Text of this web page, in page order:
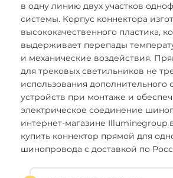
в одну линию двух участков
системы. Корпус коннектора
высококачественного пластика,
выдерживает перепады
и механические воздействия.
для трековых светильников не
использования дополнительного
устройств при монтаже и
электрическое соединение
интернет-магазине Illuminegroup
купить коннектор прямой для
шинопровода с доставкой по